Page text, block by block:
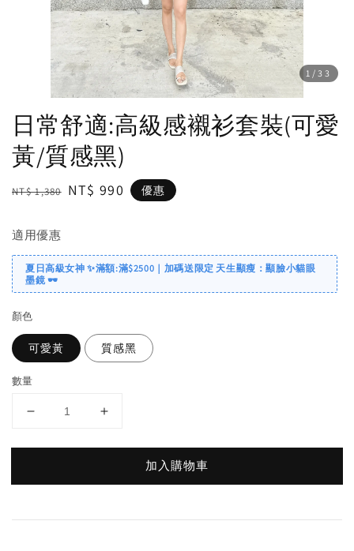
1 /33
日常舒適:高級感襯衫套裝(可愛
黃/質感黑)
Regular
NT$ 1,380 Sale
NT$ 990 優惠
適用優惠
夏日高級女神 ✨滿額:滿$2500｜加碼送限定 天生顯瘦：顯臉小貓眼
墨鏡 🕶️
顏色
可愛黃 質感黑
數量
加入購物車